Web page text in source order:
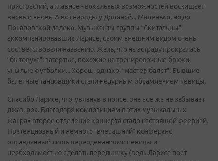
пристрастий, а главное - вокальных возможностей восхищает
вновь и вновь. А вот наряды у Долиной... Миленько, но до
Понаровской далеко. Музыканты группы “Скитальцы”,
аккомпанировавшие Ларисе, своим внешним видом очень
соответствовали названию. Жаль, что на эстраду прокралась
“бытовуха”: затертые, похожие на тренировочные брюки,
унылые футболки... Хорош, однако, “мастер-балет”. Бывшие
балетные танцовщики стали недурным обрамлением певицы.
Спасибо Ларисе, что, увязнув в попсе, она все же не забывает
джаз, рок. Благодаря композициям в этих музыкальных
жанрах второе отделение концерта стало настоящей феерией.
Претенциозный и немного “вчерашний” конферанс,
оправданный лишь переодеваниями певицы и
необходимостью сделать передышку (ведь Лариса поет